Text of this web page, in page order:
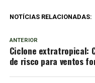
NOTÍCIAS RELACIONADAS:
ANTERIOR
Ciclone extratropical:
de risco para ventos